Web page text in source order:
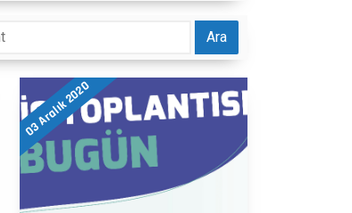
Ara
03 Aralık 2020